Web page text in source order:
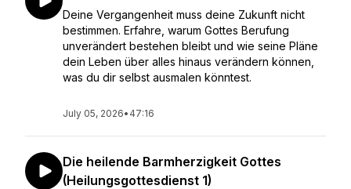
Deine Vergangenheit muss deine Zukunft nicht
bestimmen. Erfahre, warum Gottes Berufung
unverändert bestehen bleibt und wie seine Pläne
dein Leben über alles hinaus verändern können,
was du dir selbst ausmalen könntest.
July 05, 2026• 47:16
Die heilende Barmherzigkeit Gottes
(Heilungsgottesdienst 1)